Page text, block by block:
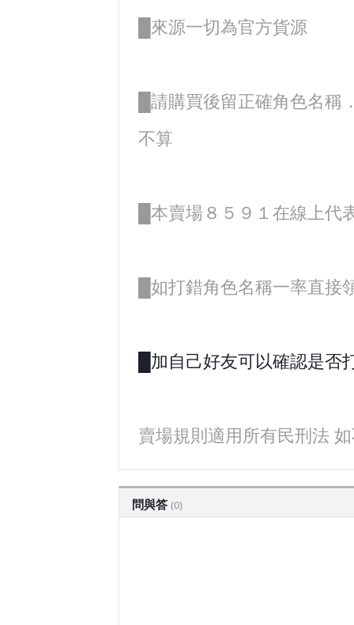
█來源一切為官方貨源
█請購買後留正確角色名
不算
█本賣場８５９１在線上
█如打錯角色名稱一率直
█加自己好友可以確認是
賣場規則適用所有民刑法
問與答 (0)